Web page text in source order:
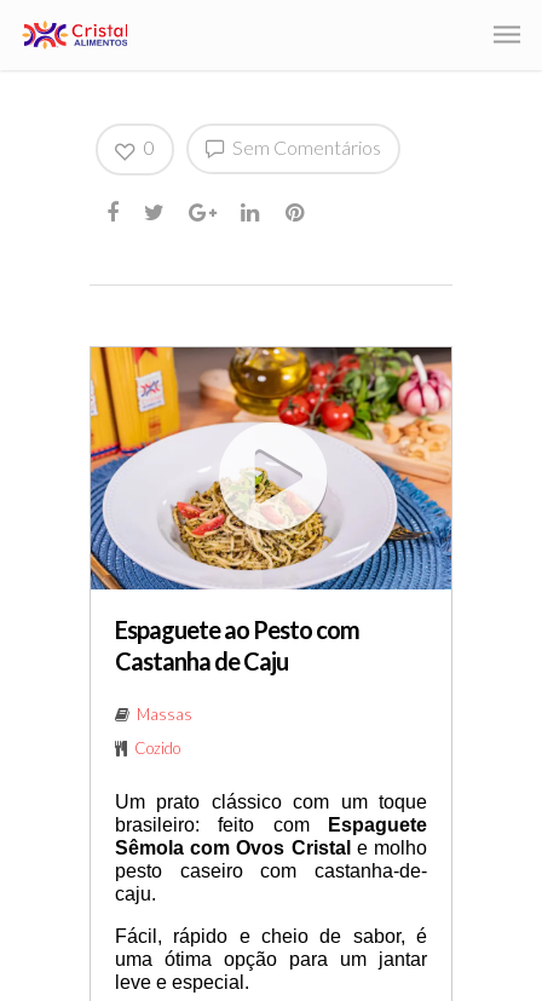
Sem Comentários
0
Espaguete ao Pesto com
Castanha de Caju
Massas
Cozido
Um prato clássico com um toque
brasileiro: feito com
Espaguete
Sêmola com Ovos Cristal e molho
pesto caseiro com castanha-de-
caju.
Fácil, rápido e cheio de sabor, é
uma ótima opção para um jantar
leve e especial.